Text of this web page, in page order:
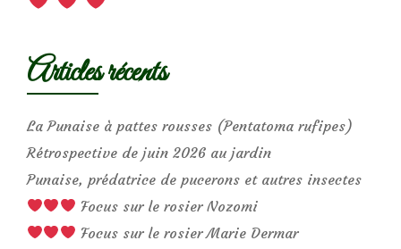
Articles récents
La Punaise à pattes rousses (Pentatoma rufipes)
Rétrospective de juin 2026 au jardin
Punaise, prédatrice de pucerons et autres insectes
Focus sur le rosier Nozomi
Focus sur le rosier Marie Dermar